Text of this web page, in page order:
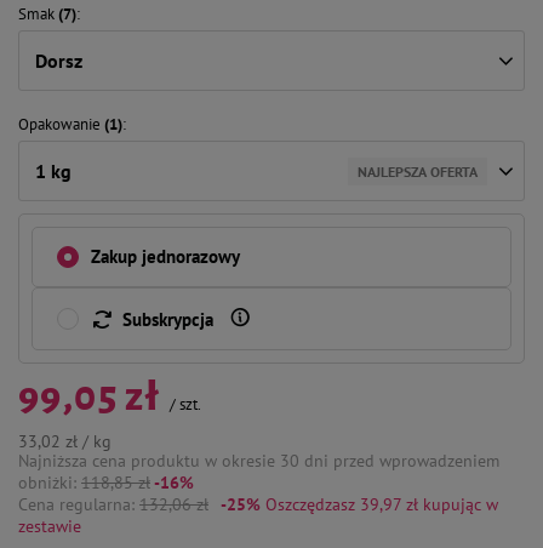
Smak(7)
Dorsz
Opakowanie (1)
1 kg NAJLEPSZA OFERTA
Zakup jednorazowy
Subskrypcja
99,05 zł /szt.
33,02 zł / kg
Najniższa cena produktu w okresie 30 dni przed wprowadzeniem
obniżki: 118,85 zł-16%
Cena regularna: 132,06 zł -25% Oszczędzasz 39,97 zł kupując w
zestawie